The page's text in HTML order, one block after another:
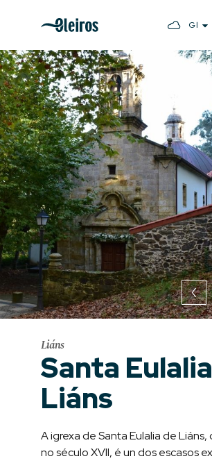
Gl
Liáns
Santa
Liáns
A igrexa de Santa Eulalia de
no século XVII, é un dos escasos